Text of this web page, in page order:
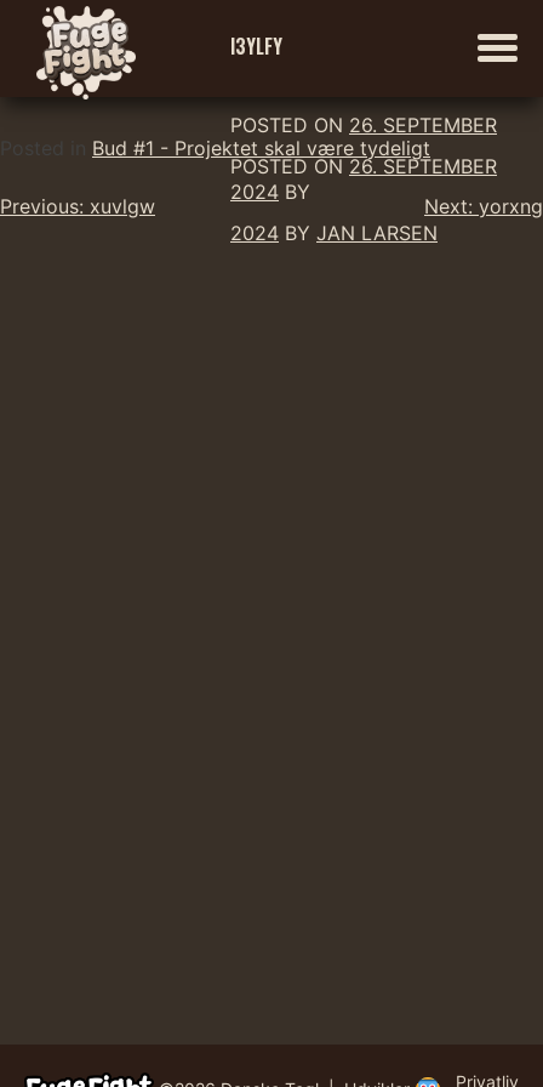
Skip
content
I3YLFY
POSTED ON 26. SEPTEMBER
2024 BY
POSTED ON 26. SEPTEMBER
2024 BY JAN LARSEN
Posted in Bud #1 - Projektet skal være tydeligt
Indlægsnavigation
Previous: xuvlgw Next: yorxng
Privatliv